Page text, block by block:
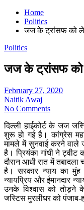
Home
Politics
जज के ट्रांसफ को
Politics
जज के ट्रांसफ को
February 27, 2020
Naitik Awaj
No Comments
दिल्ली हाईकोर्ट के जज
शुरू हो गई है। कांग्रेस
मामले में सुनवाई करने वाले
है। प्रियंका गांधी ने ट्वीट
दौरान आधी रात में
है। सरकार न्याय का मुंह
न्यायप्रिय और ईमानदार
उनके विश्वास को तोड़ने
जस्टिस मुरलीधर को पंजाब-